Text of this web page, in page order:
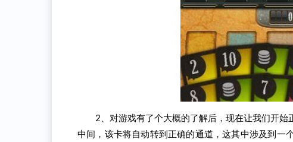
2、对游戏有了个大概的了解后，现在让我们开
中间，该卡将自动转到正确的通道，这其中涉及到一